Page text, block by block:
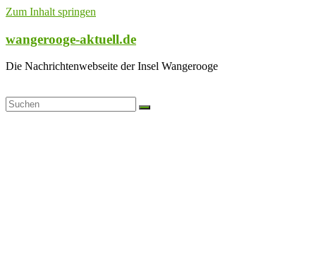
Zum Inhalt springen
wangerooge-aktuell.de
Die Nachrichtenwebseite der Insel Wangerooge